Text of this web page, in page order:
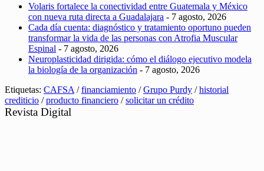
Volaris fortalece la conectividad entre Guatemala y México
con nueva ruta directa a Guadalajara - 7 agosto, 2026
Cada día cuenta: diagnóstico y tratamiento oportuno pueden
transformar la vida de las personas con Atrofia Muscular
Espinal - 7 agosto, 2026
Neuroplasticidad dirigida: cómo el diálogo ejecutivo modela
la biología de la organización - 7 agosto, 2026
Etiquetas: CAFSA /financiamiento /Grupo Purdy /historial
crediticio /producto financiero /solicitar un crédito
Revista Digital